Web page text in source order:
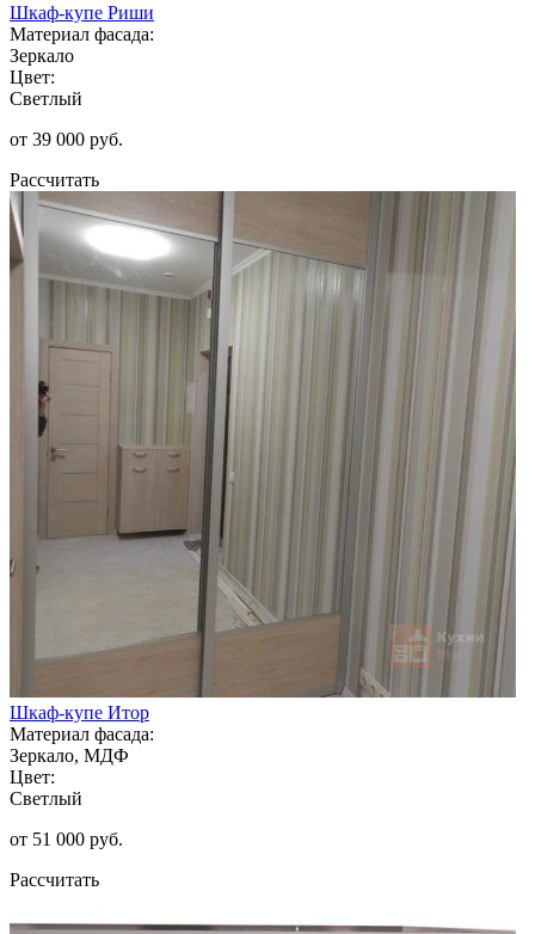
Шкаф-купе Риши
Материал фасада:
Зеркало
Цвет:
Светлый
от 39 000 руб.
Рассчитать
Шкаф-купе Итор
Материал фасада:
Зеркало, МДФ
Цвет:
Светлый
от 51 000 руб.
Рассчитать